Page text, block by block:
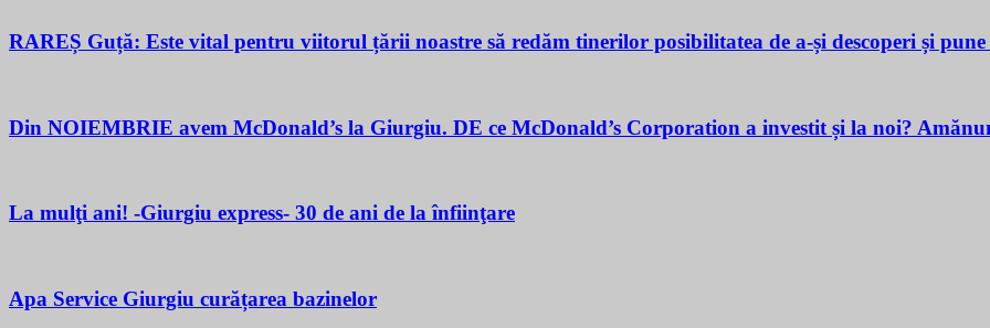
RAREȘ Guță: Este vital pentru viitorul țării noastre să redăm tinerilor posibilitatea de a-și descoperi și
Din NOIEMBRIE avem McDonald’s la Giurgiu. DE ce McDonald’s Corporation a investit și la noi?
La mulţi ani! -Giurgiu express- 30 de ani de la înfiinţare
Apa Service Giurgiu curățarea bazinelor